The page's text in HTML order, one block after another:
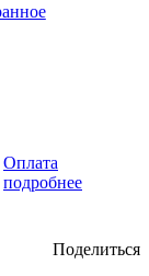
Оплата
подробнее
Поделиться